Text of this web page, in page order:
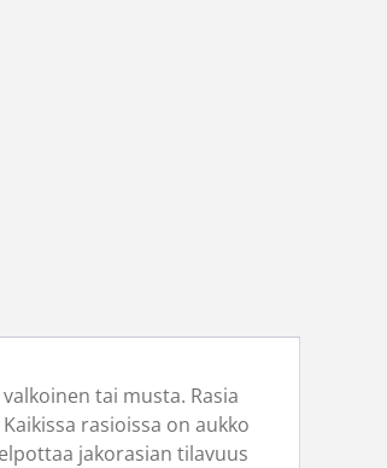
tai musta. Rasia
rasioissa on aukko
jakorasian tilavuus